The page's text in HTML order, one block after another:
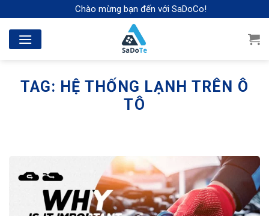
to
content
Chào mừng bạn đến với SaDoCo!
TAG: HỆ THỐNG LẠNH TRÊN Ô
TÔ